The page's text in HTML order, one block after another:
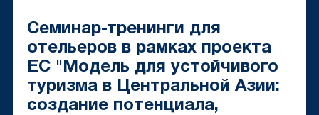
Семинар-тренинги для
отельеров в рамках проекта
ЕС "Модель для устойчивого
туризма в Центральной Азии:
создание потенциала,